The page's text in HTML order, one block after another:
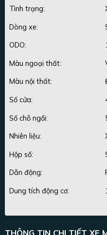
Tình trạng:
Dòng xe:
ODO:
Màu ngoại thất:
Màu nội thất:
Số cửa:
Số chỗ ngồi:
Nhiên liệu:
Hộp số:
Dẫn động:
Dung tích động cơ: